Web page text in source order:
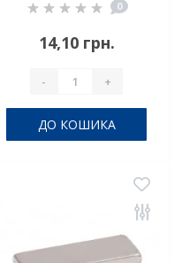
0
14,10 грн.
- +
ДО КОШИКА